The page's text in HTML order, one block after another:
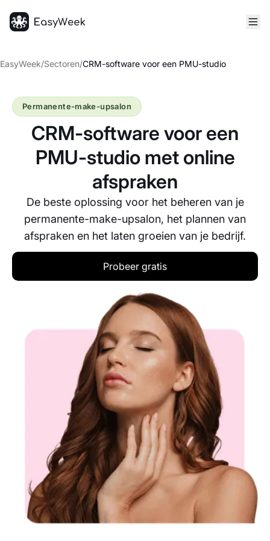
EasyWeek/Sectoren/CRM-software voor een PMU-studio
CRM-software voor een
PMU-studio met online
afspraken
De beste oplossing voor het beheren van je
permanente-make-upsalon, het plannen van
afspraken en het laten groeien van je bedrijf.
Permanente-make-upsalon
Probeer gratis